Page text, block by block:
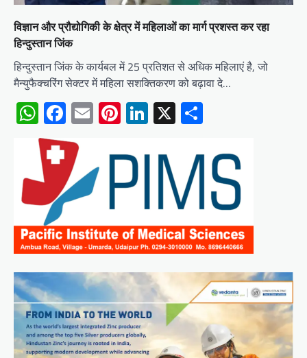
विज्ञान और प्रौद्योगिकी के क्षेत्र में महिलाओं का मार्ग प्रशस्त कर रहा
हिन्दुस्तान जिंक
हिन्दुस्तान जिंक के कार्यबल में 25 प्रतिशत से अधिक महिलाएं है, जो
मैन्युफैक्चरिंग सेक्टर में महिला सशक्तिकरण को बढ़ावा दे…
WhatsApp
Facebook
EmailPinterest
LinkedIn
X